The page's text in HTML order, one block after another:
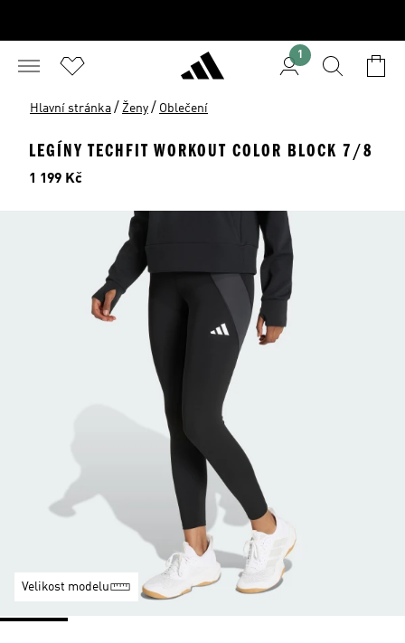
1
Hlavní stránka / Ženy / Oblečení
LEGÍNY TECHFIT WORKOUT COLOR BLOCK 7/8
Cena
1 199 Kč
Velikost modelu